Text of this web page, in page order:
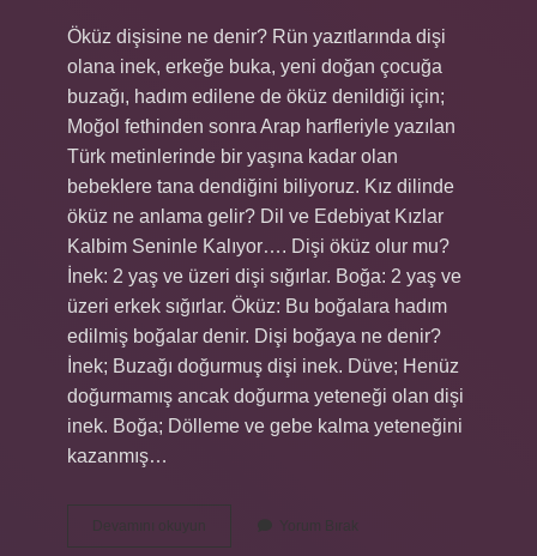
Öküz dişisine ne denir? Rün yazıtlarında dişi
olana inek, erkeğe buka, yeni doğan çocuğa
buzağı, hadım edilene de öküz denildiği için;
Moğol fethinden sonra Arap harfleriyle yazılan
Türk metinlerinde bir yaşına kadar olan
bebeklere tana dendiğini biliyoruz. Kız dilinde
öküz ne anlama gelir? Dil ve Edebiyat Kızlar
Kalbim Seninle Kalıyor…. Dişi öküz olur mu?
İnek: 2 yaş ve üzeri dişi sığırlar. Boğa: 2 yaş ve
üzeri erkek sığırlar. Öküz: Bu boğalara hadım
edilmiş boğalar denir. Dişi boğaya ne denir?
İnek; Buzağı doğurmuş dişi inek. Düve; Henüz
doğurmamış ancak doğurma yeteneği olan dişi
inek. Boğa; Dölleme ve gebe kalma yeteneğini
kazanmış…
Devamını okuyun
Öküz
Yorum Bırak